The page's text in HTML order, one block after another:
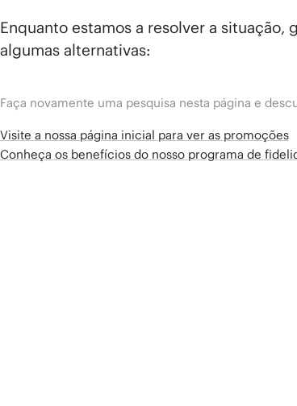
Enquanto estamos a resolver a situação,
algumas alternativas:
Faça novamente uma pesquisa nesta página e
Visite a nossa página inicial para ver as promoções
Conheça os benefícios do nosso programa de